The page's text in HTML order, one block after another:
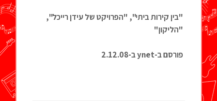
"בין קירות ביתי", "הפרויקט של עידן רייכל",
"הליקון"
פורסם ב-ynet ב-2.12.08